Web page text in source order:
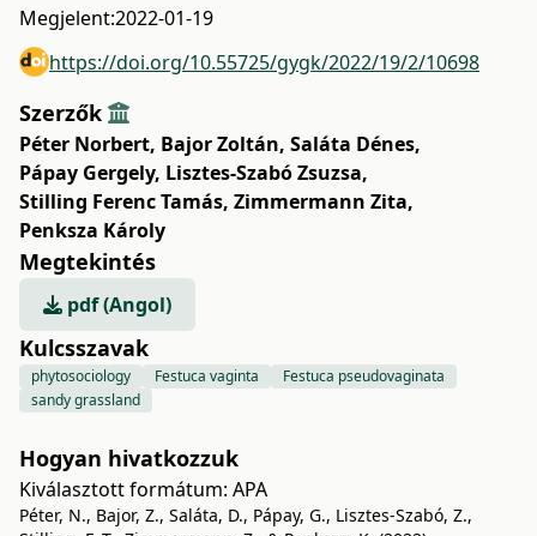
Megjelent:2022-01-19
https://doi.org/10.55725/gygk/2022/19/2/10698
Szerzők
Péter Norbert, Bajor Zoltán, Saláta Dénes,
Pápay Gergely, Lisztes-Szabó Zsuzsa,
Stilling Ferenc Tamás, Zimmermann Zita,
Penksza Károly
Megtekintés
pdf (Angol)
Kulcsszavak
phytosociology Festuca vaginta
Festuca pseudovaginata
sandy grassland
Hogyan hivatkozzuk
Kiválasztott formátum: APA
Péter, N., Bajor, Z., Saláta, D., Pápay, G., Lisztes-Szabó, Z.,